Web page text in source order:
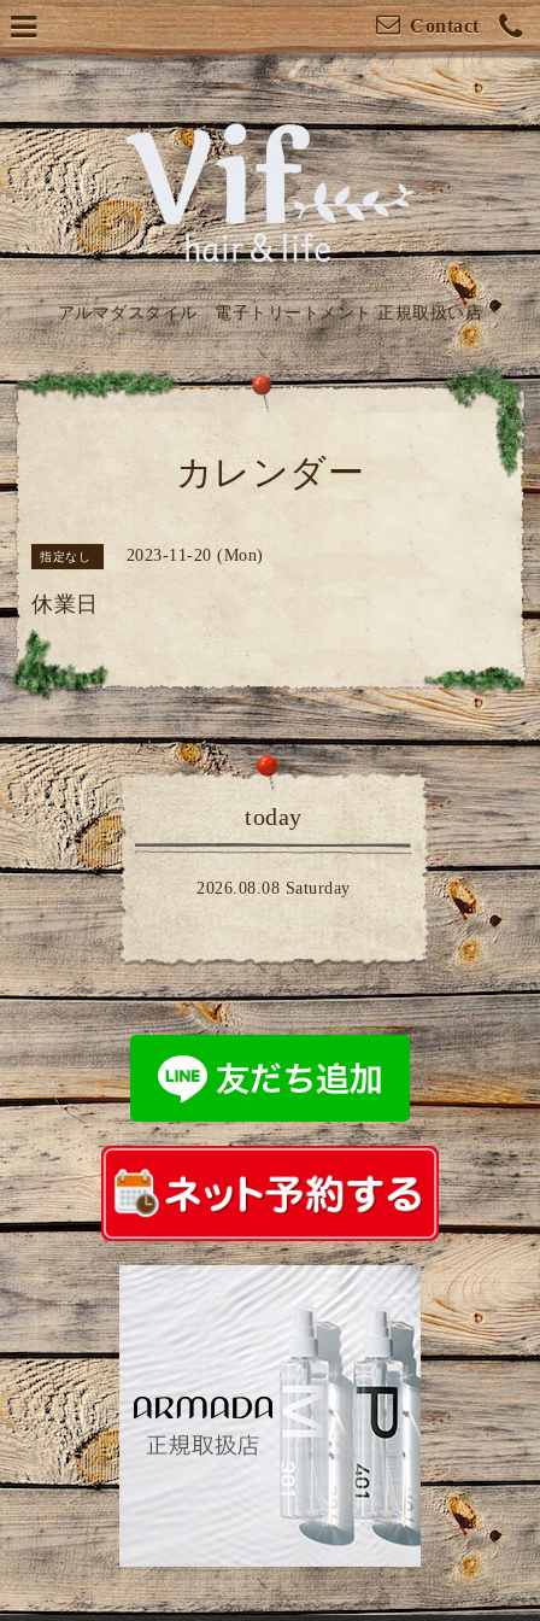
Contact
アルマダスタイル 電子トリートメント 正規取扱い店
カレンダー
指定なし 2023-11-20 (Mon)
休業日
today
2026.08.08 Saturday